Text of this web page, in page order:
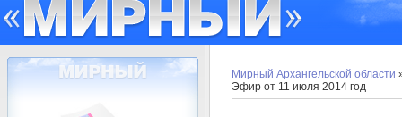
Мирный Архангельской области
Эфир от 11 июля 2014 год